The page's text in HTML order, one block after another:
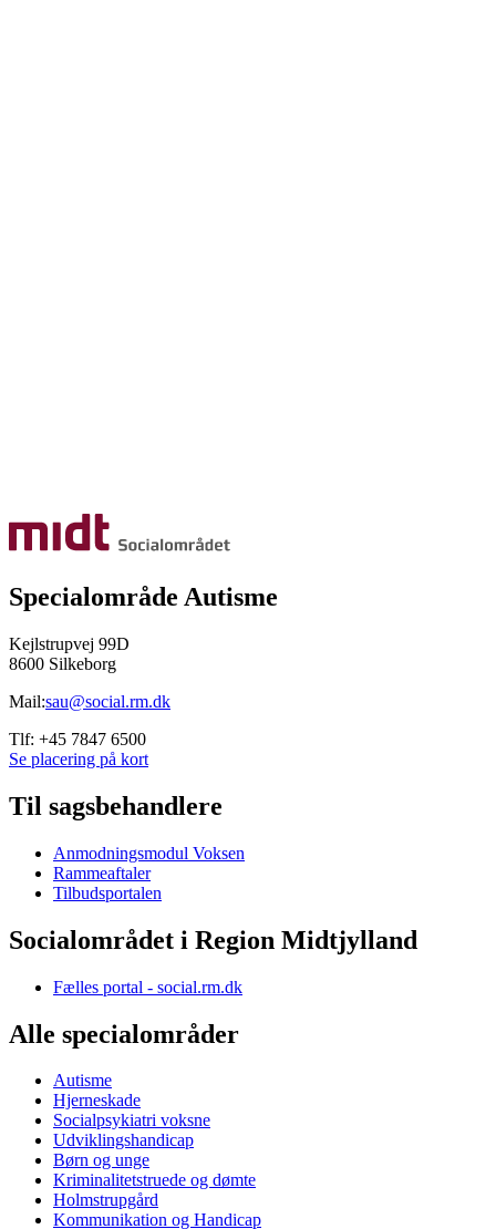
Specialområde Autisme
Kejlstrupvej 99D
8600 Silkeborg
Mail:sau@social.rm.dk
Tlf: +45 7847 6500
Se placering på kort
Til sagsbehandlere
Anmodningsmodul Voksen
Rammeaftaler
Tilbudsportalen
Socialområdet i Region Midtjylland
Fælles portal - social.rm.dk
Alle specialområder
Autisme
Hjerneskade
Socialpsykiatri voksne
Udviklingshandicap
Børn og unge
Kriminalitetstruede og dømte
Holmstrupgård
Kommunikation og Handicap